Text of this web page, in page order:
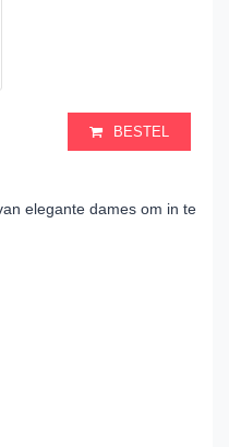
BESTEL
elegante dames om in te